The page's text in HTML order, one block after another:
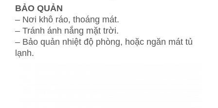
BẢO QUẢN
– Nơi khô ráo, thoáng mát.
– Tránh ánh nắng mặt trời.
– Bảo quản nhiệt độ phòng, hoặc ngăn mát tủ
lạnh.